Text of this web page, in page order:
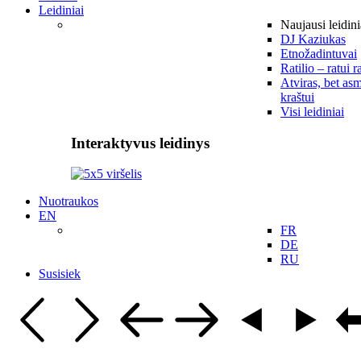
Leidiniai
Naujausi
DJ Kaziukas
Etnožadintuvai
Ratilio – ratui
Atviras, bet
kraštui
Visi leidiniai
Interaktyvus leidinys
Nuotraukos
EN
FR
DE
RU
Susisiek